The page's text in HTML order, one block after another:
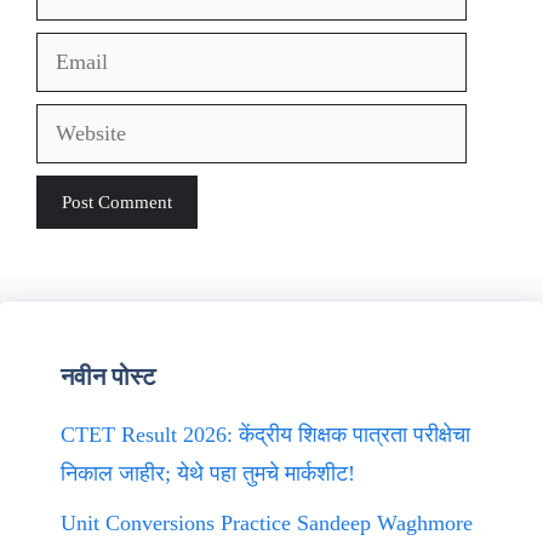
Email
Website
नवीन पोस्ट
CTET Result 2026: केंद्रीय शिक्षक पात्रता परीक्षेचा
निकाल जाहीर; येथे पहा तुमचे मार्कशीट!
Unit Conversions Practice Sandeep Waghmore